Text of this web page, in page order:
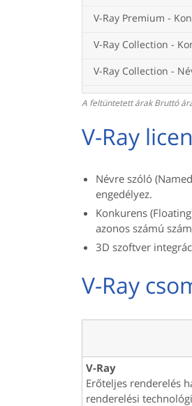
V-Ray Premium -
V-Ray Collection -
V-Ray Collection -
A feltüntetett árak Bruttó
V-Ray
Névre szóló
engedélyez.
Konkurens
azonos számú
3D szoftver
V-Ray
V-Ray
Erőteljes renderelés
renderelési